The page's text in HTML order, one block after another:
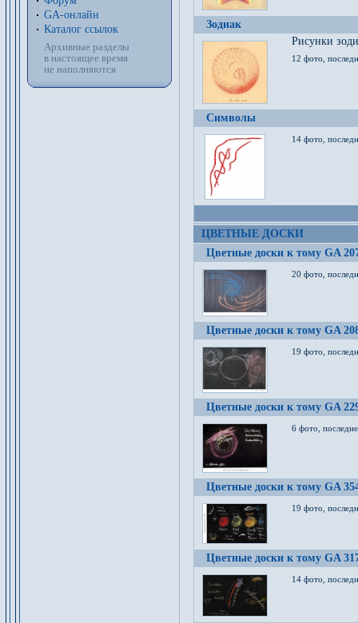
GA-онлайн
Каталог ссылок
Архивные разделы
в настоящее время
не наполняются
Зодиак
Рисунки
12 фото,
Символы
14 фото,
ЦВЕТНЫЕ ДОСКИ
Цветные доски к тому GA
20 фото,
Цветные доски к тому GA
19 фото,
Цветные доски к тому GA
6 фото,
Цветные доски к тому GA
19 фото,
Цветные доски к тому GA
14 фото,